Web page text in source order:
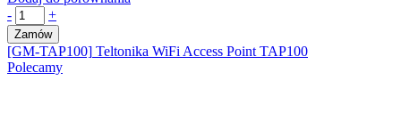
-
+
Zamów
[GM-TAP100] Teltonika WiFi Access Point TAP100
Polecamy